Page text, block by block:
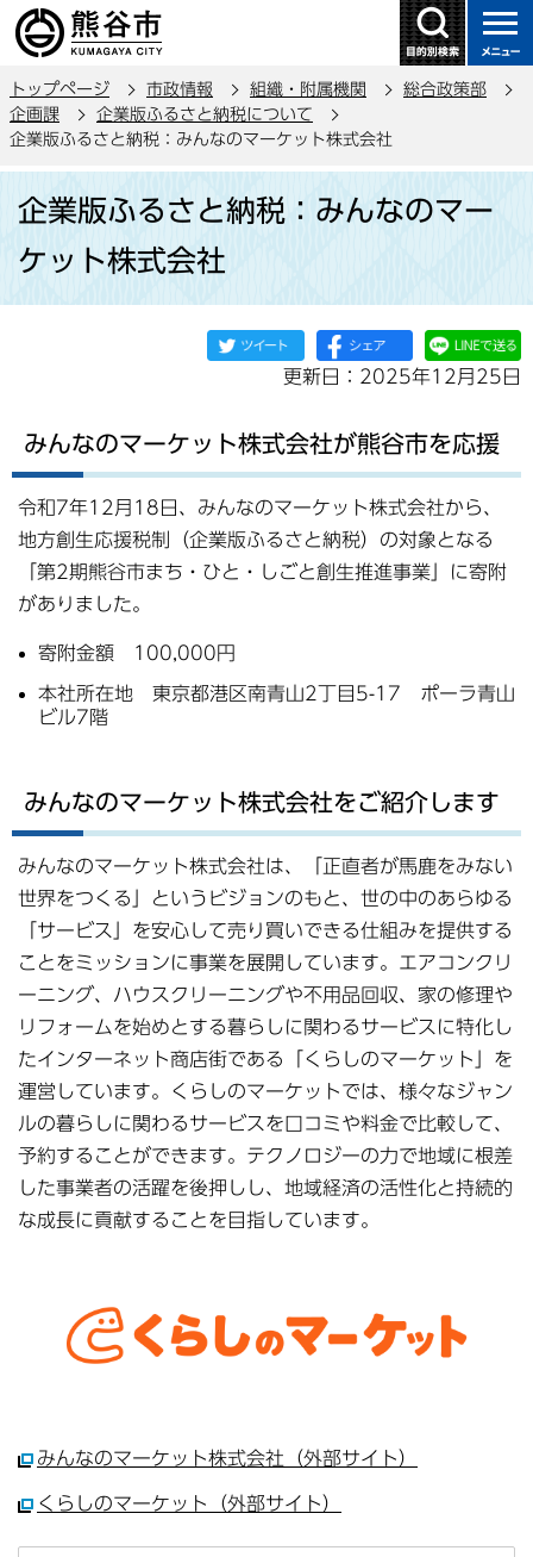
の
ー
ジ
トップページ 市政情報 組織・附属機関
総合政策部
企画課
企業版ふるさと納税について
企業版ふるさと納税：みんなのマーケット株式会社
か
企業版ふるさと納税：みんなのマー
ケット株式会社
更新日：2025年12月25日
みんなのマーケット株式会社が熊谷市を応援
令和7年12月18日、みんなのマーケット株式会社から、
地方創生応援税制（企業版ふるさと納税）の対象となる
「第2期熊谷市まち・ひと・しごと創生推進事業」に寄附
がありました。
寄附金額 100,000円
本社所在地 東京都港区南青山2丁目5-17 ポーラ青山
ビル7階
みんなのマーケット株式会社をご紹介します
みんなのマーケット株式会社は、「正直者が馬鹿をみない
世界をつくる」というビジョンのもと、世の中のあらゆる
「サービス」を安心して売り買いできる仕組みを提供する
ことをミッションに事業を展開しています。エアコンクリ
ーニング、ハウスクリーニングや不用品回収、家の修理や
リフォームを始めとする暮らしに関わるサービスに特化し
たインターネット商店街である「くらしのマーケット」を
運営しています。くらしのマーケットでは、様々なジャン
ルの暮らしに関わるサービスを口コミや料金で比較して、
予約することができます。テクノロジーの力で地域に根差
した事業者の活躍を後押しし、地域経済の活性化と持続的
な成長に貢献することを目指しています。
みんなのマーケット株式会社（外部サイト）
くらしのマーケット（外部サイト）